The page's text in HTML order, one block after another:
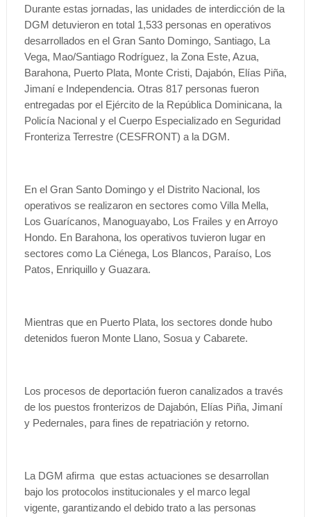
Durante estas jornadas, las unidades de interdicción de la
DGM detuvieron en total 1,533 personas en operativos
desarrollados en el Gran Santo Domingo, Santiago, La
Vega, Mao/Santiago Rodríguez, la Zona Este, Azua,
Barahona, Puerto Plata, Monte Cristi, Dajabón, Elías Piña,
Jimaní e Independencia. Otras 817 personas fueron
entregadas por el Ejército de la República Dominicana, la
Policía Nacional y el Cuerpo Especializado en Seguridad
Fronteriza Terrestre (CESFRONT) a la DGM.
En el Gran Santo Domingo y el Distrito Nacional, los
operativos se realizaron en sectores como Villa Mella,
Los Guarícanos, Manoguayabo, Los Frailes y en Arroyo
Hondo. En Barahona, los operativos tuvieron lugar en
sectores como La Ciénega, Los Blancos, Paraíso, Los
Patos, Enriquillo y Guazara.
Mientras que en Puerto Plata, los sectores donde hubo
detenidos fueron Monte Llano, Sosua y Cabarete.
Los procesos de deportación fueron canalizados a través
de los puestos fronterizos de Dajabón, Elías Piña, Jimaní
y Pedernales, para fines de repatriación y retorno.
La DGM afirma que estas actuaciones se desarrollan
bajo los protocolos institucionales y el marco legal
vigente, garantizando el debido trato a las personas